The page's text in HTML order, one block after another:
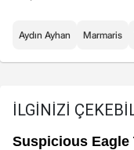
Aydın Ayhan Marmaris